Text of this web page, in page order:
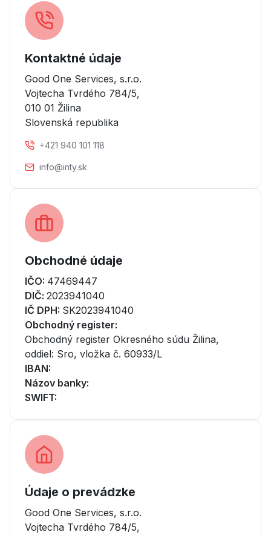
Kontaktné údaje
Good One Services, s.r.o.
Vojtecha Tvrdého 784/5,
010 01 Žilina
Slovenská republika
+421 940 101 118
info@inty.sk
Obchodné údaje
IČO: 47469447
DIČ: 2023941040
IČ DPH: SK2023941040
Obchodný register:
Obchodný register Okresného súdu Žilina,
oddiel: Sro, vložka č. 60933/L
IBAN:
Názov banky:
SWIFT:
Údaje o prevádzke
Good One Services, s.r.o.
Vojtecha Tvrdého 784/5,